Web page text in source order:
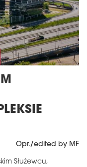
Opr./edited by MF
Służewcu,